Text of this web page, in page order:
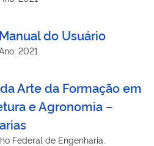
do Usuário
2021
Arte da Formação em
e Agronomia –
Federal de Engenharia,